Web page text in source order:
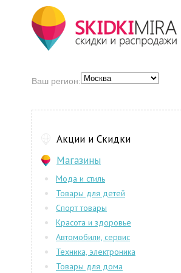
Ваш регион:
Акции и Скидки
Магазины
Мода и стиль
Товары для детей
Спорт товары
Красота и здоровье
Автомобили, сервис
Техника, электроника
Товары для дома